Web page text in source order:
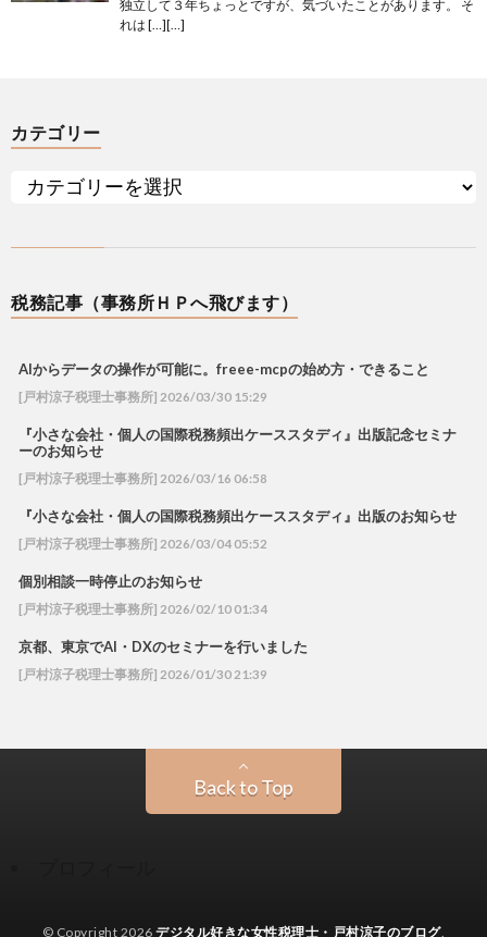
独立して３年ちょっとですが、気づいたことがあります。 そ
れは […][…]
カテゴリー
税務記事（事務所ＨＰへ飛びます）
AIからデータの操作が可能に。freee-mcpの始め方・できること
[戸村涼子税理士事務所] 2026/03/30 15:29
『小さな会社・個人の国際税務頻出ケーススタディ』出版記念セミナ
ーのお知らせ
[戸村涼子税理士事務所] 2026/03/16 06:58
『小さな会社・個人の国際税務頻出ケーススタディ』出版のお知らせ
[戸村涼子税理士事務所] 2026/03/04 05:52
個別相談一時停止のお知らせ
[戸村涼子税理士事務所] 2026/02/10 01:34
京都、東京でAI・DXのセミナーを行いました
[戸村涼子税理士事務所] 2026/01/30 21:39
Back to Top
© Copyright 2026デジタル好きな女性税理士・戸村涼子のブログ.